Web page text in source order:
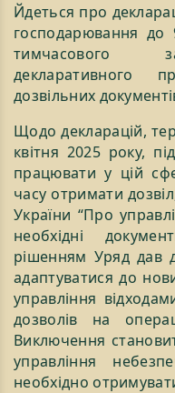
Йдеться про
господарювання
тимчасового
декларативного
дозвільних
Щодо декларацій,
квітня 2025 року,
працювати у цій
часу отримати
України “Про
необхідні
рішенням Уряд дав
адаптуватися до
управління
дозволів на
Виключення
управління
необхідно